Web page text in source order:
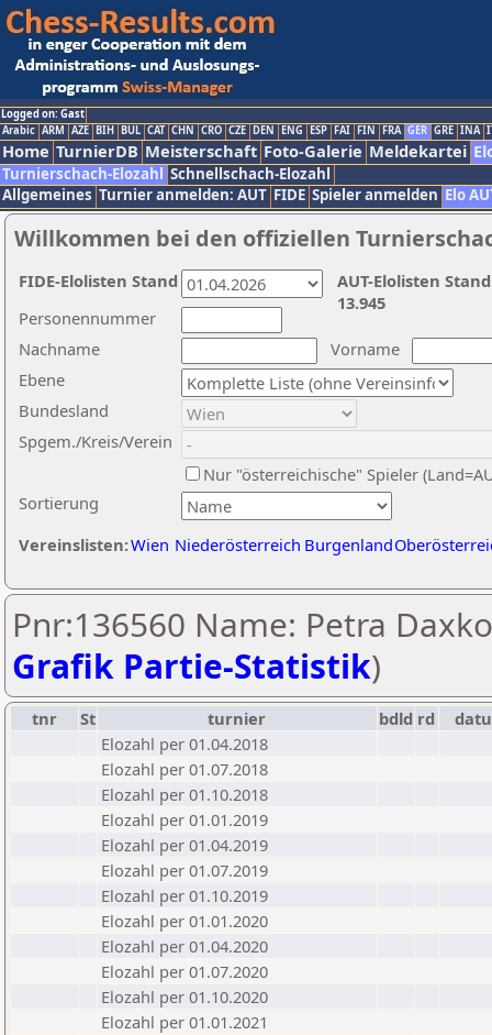
Logged on: Gast
Arabic ARM AZE BIH BUL CAT CHN CRO CZE DEN ENG ESP FAI FIN FRA GER GRE INA
Home TurnierDB Meisterschaft Foto-Galerie Meldekartei
Turnierschach-Elozahl Schnellschach-Elozahl
Allgemeines Turnier anmelden: AUT FIDE Spieler anmelden Elo
Willkommen bei den offiziellen
Nachname
Vorname
Ebene
Sortierung
Personennummer
Bundesland
Spgem./Kreis/Verein
Nur "österreichische" Spieler
Vereinslisten:Wien Niederösterreich Burgenland
AUT-Elolisten
13.945
FIDE-Elolisten Stand
Pnr:136560 Name: Petra
Grafik Partie-Statistik)
tnr St turnier bdld rd
Elozahl per 01.04.2018
Elozahl per 01.07.2018
Elozahl per 01.10.2018
Elozahl per 01.01.2019
Elozahl per 01.04.2019
Elozahl per 01.07.2019
Elozahl per 01.10.2019
Elozahl per 01.01.2020
Elozahl per 01.04.2020
Elozahl per 01.07.2020
Elozahl per 01.10.2020
Elozahl per 01.01.2021